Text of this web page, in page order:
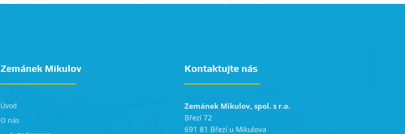
Zemánek Mikulov
Úvod
O nás
Kontaktujte nás
Zemánek Mikulov, spol. s r.o.
Březí 72
691 81 Březí u Mikulova